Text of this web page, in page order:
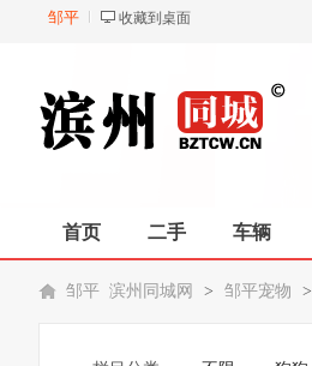
邹平 收藏到桌面
首页 二手 车辆
邹平 滨州同城网 > 邹平宠物 >